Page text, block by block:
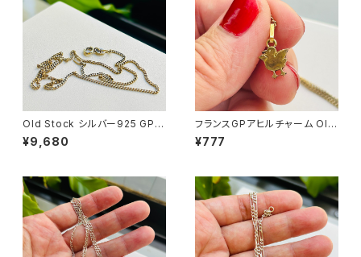
Old Stock シルバー925 GP
ショートチェーン
¥9,680
フランスGPアヒルチャーム Old
Stock GPチェーンネックレス
（37cm）
¥777